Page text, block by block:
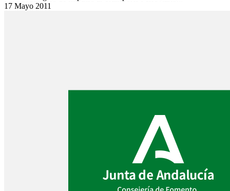
17 Mayo 2011